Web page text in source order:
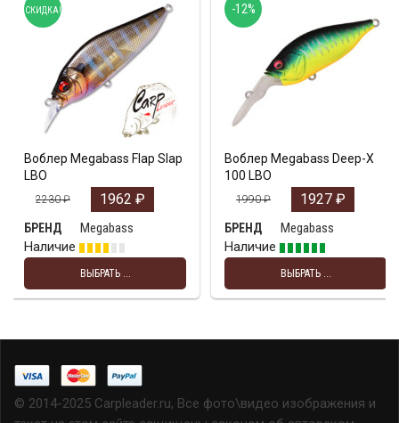
Воблер Megabass Flap Slap
LBO
2230₽ 1962 ₽
БРЕНД
Megabass
Наличие
ВЫБРАТЬ ...
СКИДКА!
Воблер Megabass Deep-X
100 LBO
1990₽ 1927 ₽
БРЕНД
Megabass
Наличие
ВЫБРАТЬ ...
-12%
© 2014-2025 Carpleader.ru, Все фото\видео изображения и